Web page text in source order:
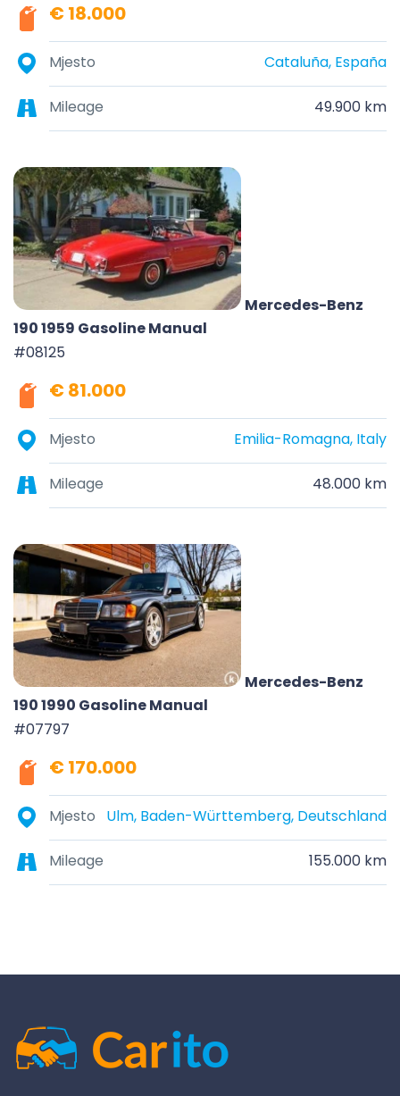
€ 18.000
Mjesto Cataluña, España
Mileage 49.900 km
Mercedes-Benz
190 1959 Gasoline Manual
#08125
€ 81.000
Mjesto Emilia-Romagna, Italy
Mileage 48.000 km
Mercedes-Benz
190 1990 Gasoline Manual
#07797
€ 170.000
Mjesto Ulm, Baden-Württemberg, Deutschland
Mileage 155.000 km